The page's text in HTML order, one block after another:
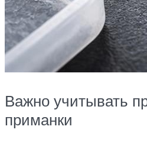
Важно учитывать
приманки